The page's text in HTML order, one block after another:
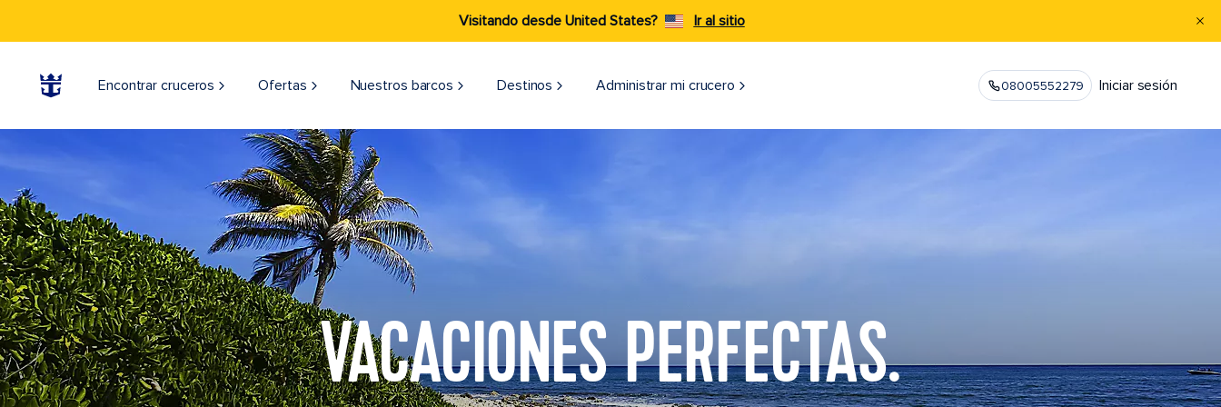
Visitando desde United States? Ir al sitio
Encontrar cruceros Ofertas Nuestros barcos Destinos Administrar mi crucero 08005552279 Iniciar sesión
VACACIONES PERFECTAS.